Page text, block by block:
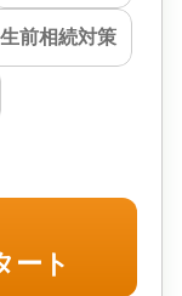
生前相続対策
ート